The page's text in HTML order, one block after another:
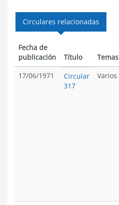
Circulares relacionadas
Fecha de
publicación
Título Temas
17/06/1971
Circular
317
Varios